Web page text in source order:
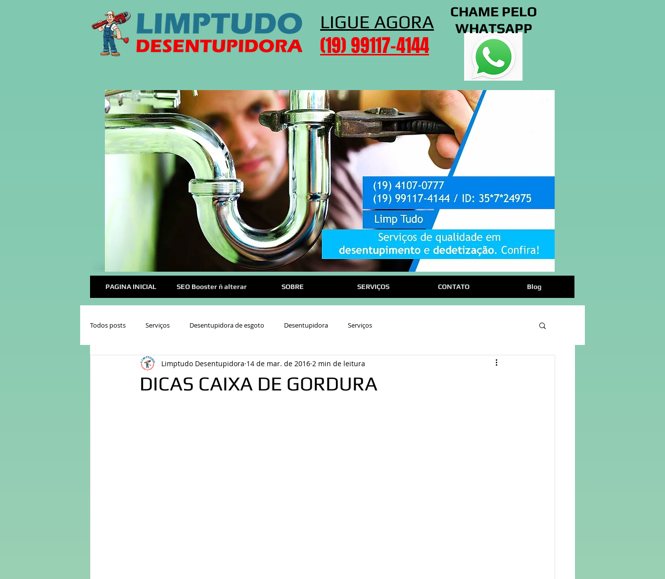
LIGUE AGORA
​(19) 99117-4144
CHAME PELO
WHATSAPP
PAGINA INICIAL SEO Booster ñ alterar SOBRE SERVIÇOS CONTATO Blog
Todos posts Serviços Desentupidora de esgoto Desentupidora Serviços
DICAS CAIXA DE GORDURA
Limptudo Desentupidora 14 de mar. de 2016 2 min de leitura